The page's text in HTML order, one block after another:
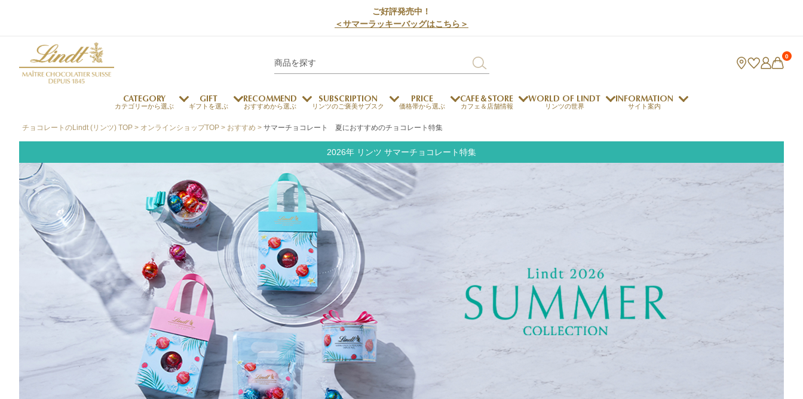
ご好評発売中！
＜サマーラッキーバッグはこちら＞
0
CATEGORY
カテゴリーから選ぶ
リンドール
フレーバー一覧
リンドール
関連商品一覧
チョコウェイファー
ドバイスタイル
チョコレート
エクセレンス クレマジェラータ
ショコラスイーツ
(焼き菓子)
リンツ・シン 送料無料
すべて
GIFT
ギフトを選ぶ
eギフト のし対応商品
メッセージカード対応
商品
法人ギフト
RECOMMEND
おすすめから選ぶ
新商品 サマーチョコレート お中元
すべて
SUBSCRIPTION
リンツのご褒美サブスク
リンツのご褒美サブス
PRICE
価格帯から選ぶ
～￥5,000
￥5,001～
CAFE＆STORE
カフェ＆店舗情報
店舗を探す 店舗からのお知らせ カフェメニュー デジタルギフト 採用情報
WORLD OF LINDT
リンツの世界
リンツの秘密
最上級のカカオ
独自の技術
リンツの発明
高品質の材料
完璧な仕上げ
リンツの歴史
リンドールの秘密
リンツバニー
サステナビリティ
メートルショコラティエ
チョコレートとのマッチング
チョコレートとコーヒー
リンツのチョコレートレシピ
INFORMATION
サイト案内
プレスの方へ
プレスお問い合わせ
採用情報
チョコレートのLindt (リンツ) TOP オンラインショップTOP おすすめ サマーチョコレート 夏におすすめのチョコレート特集
2026年 リンツ サマーチョコレート特集